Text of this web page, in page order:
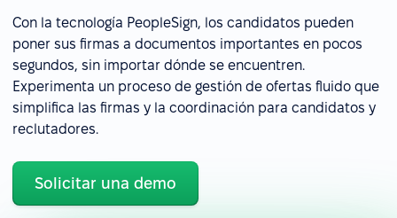
Con la tecnología PeopleSign, los candidatos pueden
poner sus firmas a documentos importantes en pocos
segundos, sin importar dónde se encuentren.
Experimenta un proceso de gestión de ofertas fluido que
simplifica las firmas y la coordinación para candidatos y
reclutadores.
Solicitar una demo